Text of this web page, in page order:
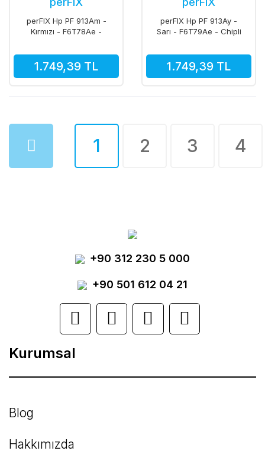
perFIX Hp PF 913Am -
Kırmızı - F6T78Ae -
1.749,39 TL
perFIX Hp PF 913Ay -
Sarı - F6T79Ae - Chipli
1.749,39 TL
1 2 3 4
+90 312 230 5 000
+90 501 612 04 21
Kurumsal
Blog
Hakkımızda